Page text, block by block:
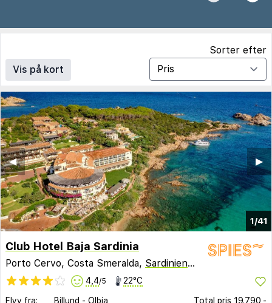
Vis på kort
Sorter efter
1/41
▶︎
◀︎
Club Hotel Baja Sardinia
Porto Cervo, Costa Smeralda, Sardinien,Italien
4,4/5 22°C
Flyv fra: Billund - Olbia
Total pris 19.790,-